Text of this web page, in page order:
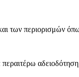
περιορισμών